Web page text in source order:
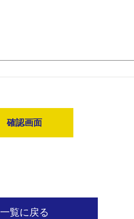
確認画面
一覧に戻る